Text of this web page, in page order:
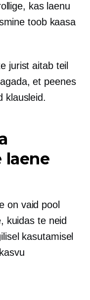
kas laenu
toob kaasa
jurist aitab teil
et peenes
klausleid.
laene
on vaid pool
kuidas te neid
kasutamisel